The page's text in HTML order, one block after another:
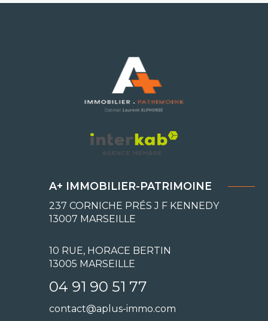
A+ IMMOBILIER-PATRIMOINE
237 CORNICHE PRÉS J F KENNEDY
13007 MARSEILLE
10 RUE, HORACE BERTIN
13005 MARSEILLE
04 91 90 51 77
contact@aplus-immo.com